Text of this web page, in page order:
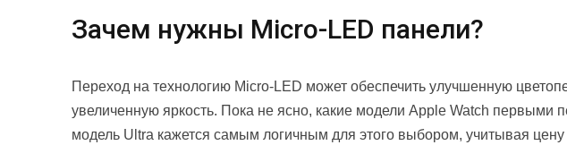
Зачем нужны Micro-LED панели?
Переход на технологию Micro-LED может обеспечить улучшенную
увеличенную яркость. Пока не ясно, какие модели Apple Watch первыми
модель Ultra кажется самым логичным для этого выбором, учитывая